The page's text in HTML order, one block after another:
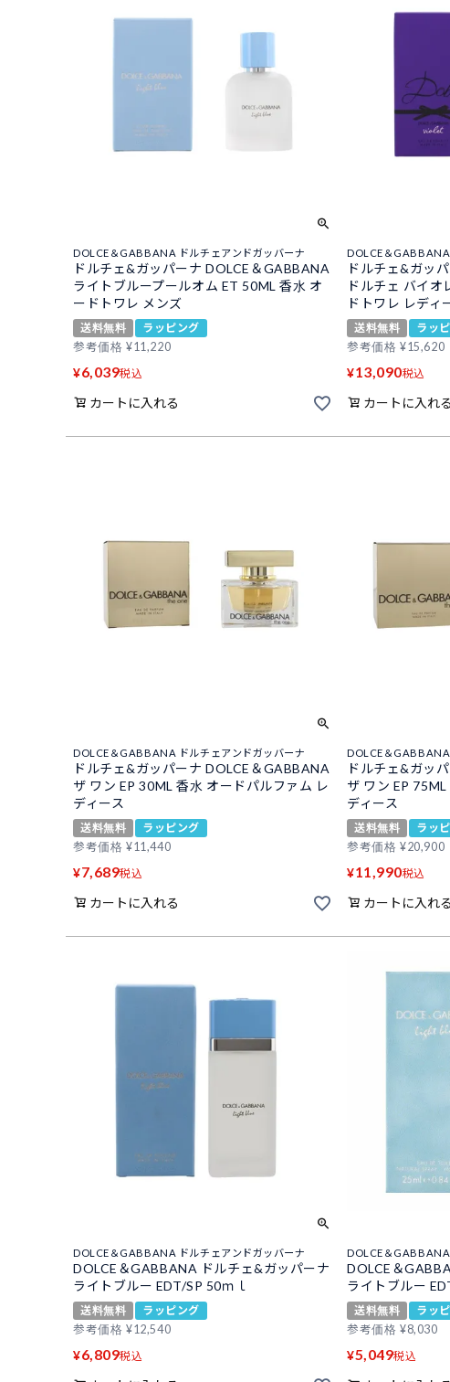
DOLCE＆GABBANA ドルチェアンドガッバーナ
ドルチェ&ガッパーナ DOLCE＆GABBANA
ライトブループールオム ET 50ML 香水 オ
ードトワレ メンズ
送料無料
ラッピング
参考価格 ¥11,220
¥6,039税込
カートに入れる
DOLCE＆
ドルチェ&ガッ
ドルチェ バイオ
ドトワレ レディ
送料無料
ラッ
参考価格 ¥15,620
¥13,090税込
カートに入れる
DOLCE＆GABBANA ドルチェアンドガッバーナ
ドルチェ&ガッパーナ DOLCE＆GABBANA
ザ ワン EP 30ML 香水 オードパルファム レ
ディース
送料無料
ラッピング
参考価格 ¥11,440
¥7,689税込
カートに入れる
DOLCE＆
ドルチェ&ガッ
ザ ワン EP
ディース
送料無料
ラッ
参考価格 ¥20,900
¥11,990税込
カートに入れる
DOLCE＆GABBANA ドルチェアンドガッバーナ
DOLCE＆GABBANA ドルチェ&ガッパーナ
ライトブルー EDT/SP 50ｍｌ
送料無料
ラッピング
参考価格 ¥12,540
¥6,809税込
DOLCE＆
DOLCE＆
ライトブルー
送料無料
ラッ
参考価格 ¥8,030
¥5,049税込